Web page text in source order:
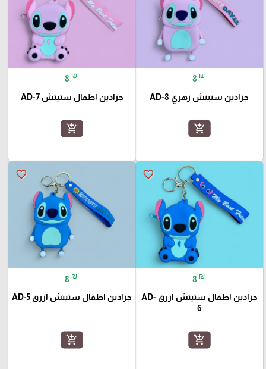
8 ₪
جزادين ستيتش زهري AD-8
add_shopping_cart
8 ₪
جزادين اطفال ستيتش AD-7
add_shopping_cart
favorite_border
8 ₪
جزادين اطفال ستيتش ازرق AD-
6
add_shopping_cart
favorite_border
8 ₪
جزادين اطفال ستيتش ازرق AD-5
add_shopping_cart